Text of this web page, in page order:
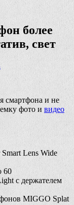
более
свет
смартфона и не
фото и видео
Lens Wide
60
с держателем
MIGGO Splat